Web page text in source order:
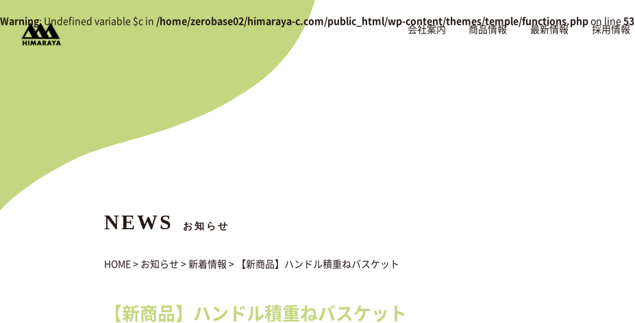
Warning: Undefined variable $c in /home/zerobase02/himaraya-c.com/public_html/wp-content/themes/temple/functions.php on line 53
会社案内 商品情報 最新情報 採用情報
NEWS お知らせ
HOME > お知らせ > 新着情報 > 【新商品】ハンドル積重ねバスケット
【新商品】ハンドル積重ねバスケット